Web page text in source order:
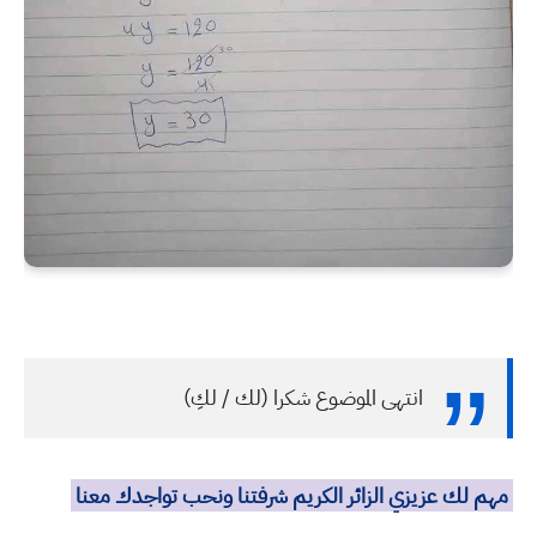
انتهى الموضوع شكرا (لك / لكِ)
مهم لك عزيزي الزائر الكريم شرفتنا ونحب تواجدك معنا